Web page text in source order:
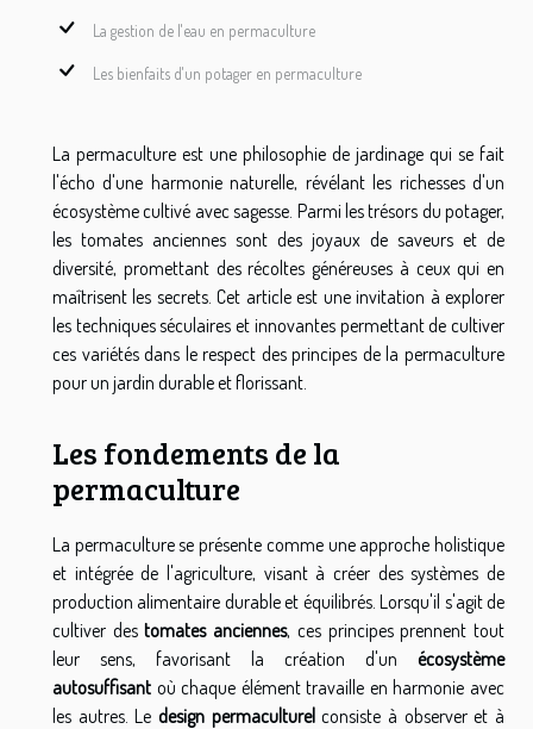
La gestion de l'eau en permaculture
Les bienfaits d'un potager en permaculture
La permaculture est une philosophie de jardinage qui se fait
l'écho d'une harmonie naturelle, révélant les richesses d'un
écosystème cultivé avec sagesse. Parmi les trésors du potager,
les tomates anciennes sont des joyaux de saveurs et de
diversité, promettant des récoltes généreuses à ceux qui en
maîtrisent les secrets. Cet article est une invitation à explorer
les techniques séculaires et innovantes permettant de cultiver
ces variétés dans le respect des principes de la permaculture
pour un jardin durable et florissant.
Les fondements de la
permaculture
La permaculture se présente comme une approche holistique
et intégrée de l'agriculture, visant à créer des systèmes de
production alimentaire durable et équilibrés. Lorsqu'il s'agit de
cultiver destomates anciennes, ces principes prennent tout
leur sens, favorisant la création d'un écosystème
autosuffisant où chaque élément travaille en harmonie avec
les autres. Le design permaculturelconsiste à observer et à